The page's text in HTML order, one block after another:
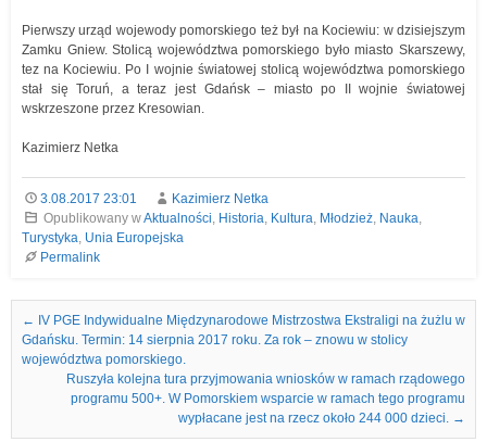
Pierwszy urząd wojewody pomorskiego też był na Kociewiu: w dzisiejszym
Zamku Gniew. Stolicą województwa pomorskiego było miasto Skarszewy,
tez na Kociewiu. Po I wojnie światowej stolicą województwa pomorskiego
stał się Toruń, a teraz jest Gdańsk – miasto po II wojnie światowej
wskrzeszone przez Kresowian.
Kazimierz Netka
3.08.2017 23:01
Kazimierz Netka
Opublikowany wAktualności, Historia, Kultura, Młodzież, Nauka,
Turystyka, Unia Europejska
Permalink
Nawigacja we wpisach
← IV PGE Indywidualne Międzynarodowe Mistrzostwa Ekstraligi na żużlu w
Gdańsku. Termin: 14 sierpnia 2017 roku. Za rok – znowu w stolicy
województwa pomorskiego.
Ruszyła kolejna tura przyjmowania wniosków w ramach rządowego
programu 500+. W Pomorskiem wsparcie w ramach tego programu
wypłacane jest na rzecz około 244 000 dzieci. →